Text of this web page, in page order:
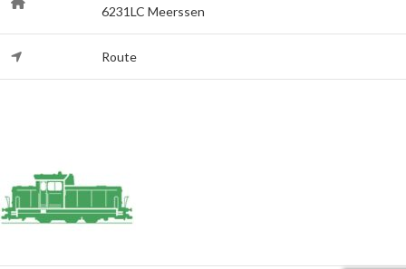
6231LC Meerssen
Route